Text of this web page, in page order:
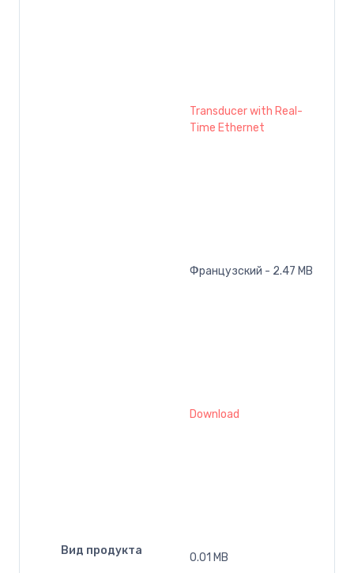
Transducer with Real-
Time Ethernet
Французский - 2.47 MB
Вид продукта
Download
0.01 MB